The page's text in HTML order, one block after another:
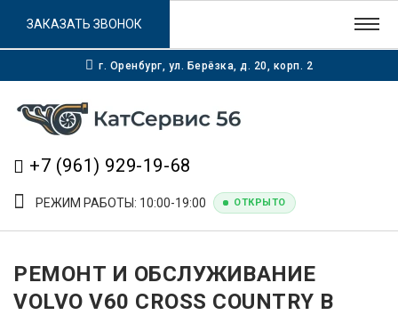
г. Оренбург, ул. Берёзка, д. 20, корп. 2
+7 (961) 929-19-68
РЕЖИМ РАБОТЫ: 10:00-19:00 ОТКРЫТО
ЗАКАЗАТЬ ЗВОНОК
РЕМОНТ И ОБСЛУЖИВАНИЕ
VOLVO V60 CROSS COUNTRY В